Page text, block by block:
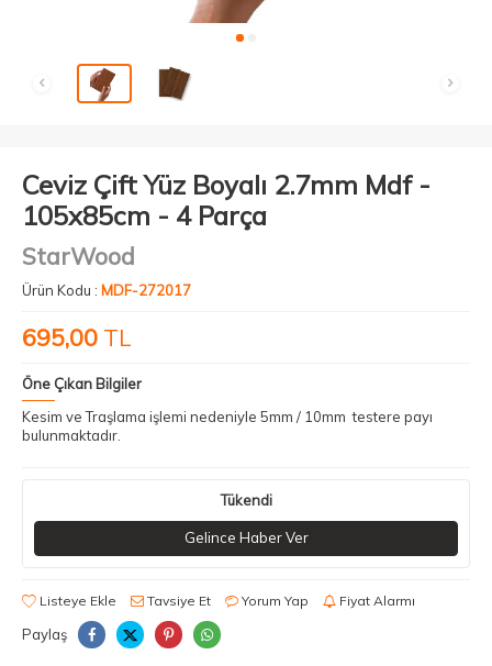
Ceviz Çift Yüz Boyalı 2.7mm Mdf -
105x85cm - 4 Parça
StarWood
Ürün Kodu : MDF-272017
695,00 TL
Öne Çıkan Bilgiler
Kesim ve Traşlama işlemi nedeniyle 5mm / 10mm testere payı
bulunmaktadır.
Tükendi
Gelince Haber Ver
Listeye Ekle Tavsiye Et Yorum Yap Fiyat Alarmı
Paylaş